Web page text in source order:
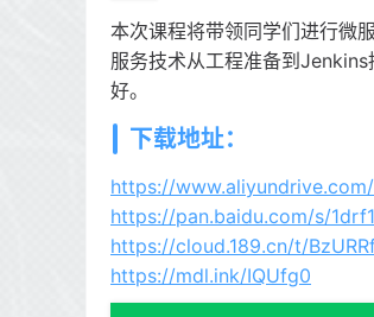
本次课程将带领同学们进行微
服务技术从工程准备到
好。
下载地址：
https://
https://pan.baidu.com/s/
https://cloud.189.cn/t/
https://mdl.ink/IQUfg0